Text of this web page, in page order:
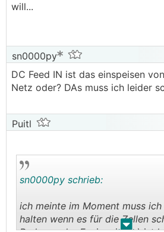
will...
sn0000py
DC Feed IN ist das einspeisen
Netz oder? DAs muss ich leider
Puitl
. .
sn0000py schrieb:
ich meinte im Moment muss
halten wenn es für die Zellen